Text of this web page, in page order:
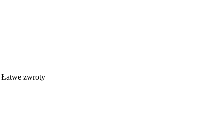
Łatwe zwroty